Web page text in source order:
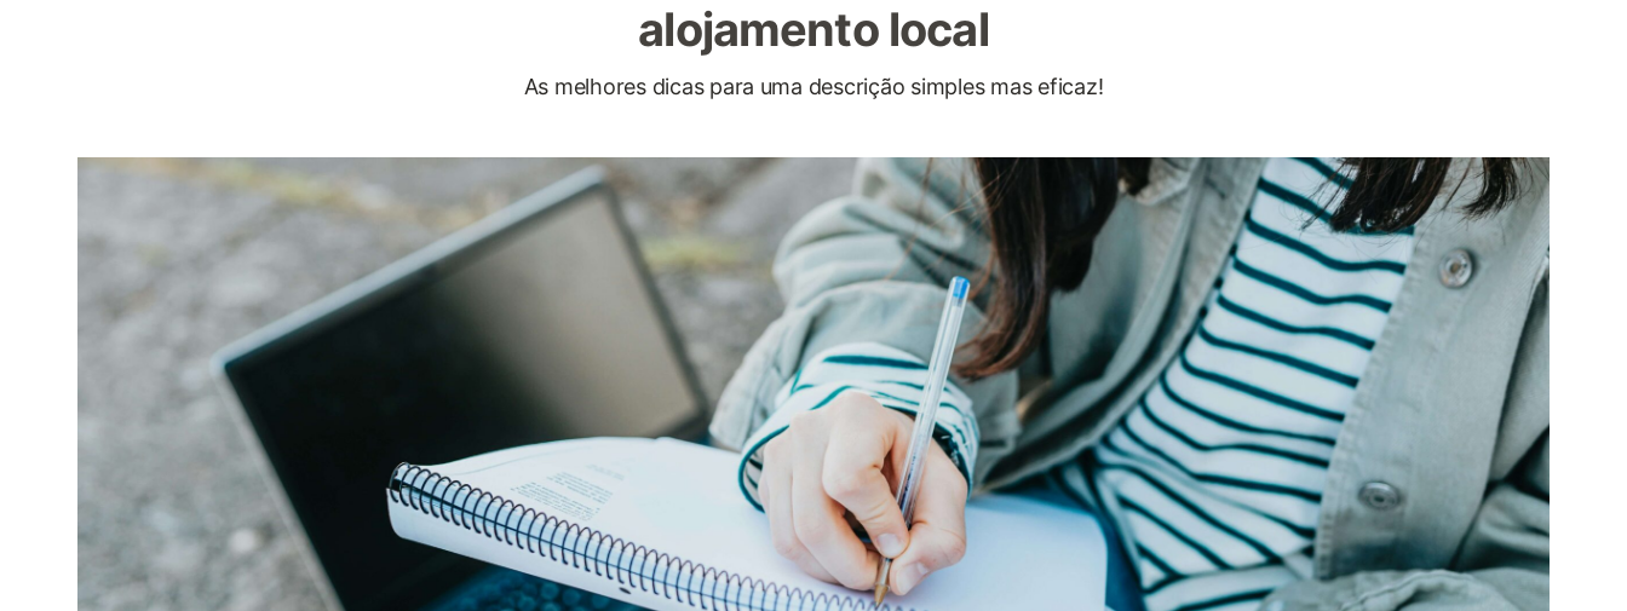
alojamento local
As melhores dicas para uma descrição simples mas eficaz!